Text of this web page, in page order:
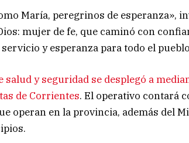
María, peregrinos de esperanza»,
mujer de fe, que caminó con
y esperanza para todo el
y seguridad se desplegó a
de Corrientes. El operativo contará
operan en la provincia, además del